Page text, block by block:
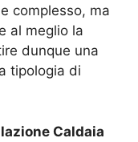
complesso, ma
al meglio la
dunque una
tipologia di
Caldaia